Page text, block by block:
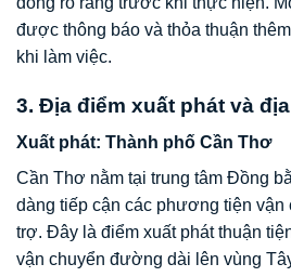
được thông báo và thỏa thuận
khi làm việc.
3. Địa điểm xuất phát và
Xuất phát: Thành phố Cần Thơ
Cần Thơ nằm tại trung tâm Đồng
dàng tiếp cận các phương tiện vận
trợ. Đây là điểm xuất phát thuận
vận chuyển đường dài lên vùng